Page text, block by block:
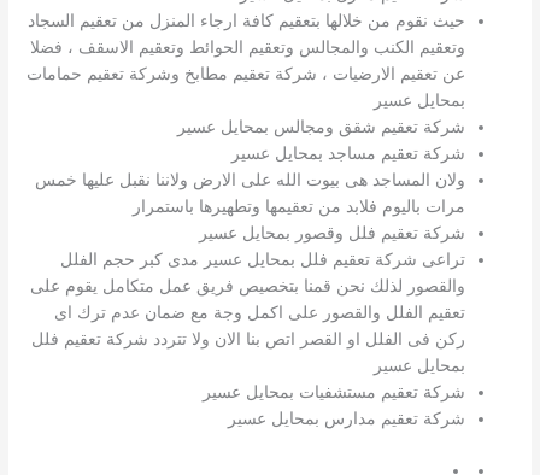
حيث نقوم من خلالها بتعقيم كافة ارجاء المنزل من تعقيم السجاد
وتعقيم الكنب والمجالس وتعقيم الحوائط وتعقيم الاسقف ، فضلا
عن تعقيم الارضيات ، شركة تعقيم مطابخ وشركة تعقيم حمامات
بمحايل عسير
شركة تعقيم شقق ومجالس بمحايل عسير
شركة تعقيم مساجد بمحايل عسير
ولان المساجد هى بيوت الله على الارض ولاننا نقبل عليها خمس
مرات باليوم فلابد من تعقيمها وتطهيرها باستمرار
شركة تعقيم فلل وقصور بمحايل عسير
تراعى شركة تعقيم فلل بمحايل عسير مدى كبر حجم الفلل
والقصور لذلك نحن قمنا بتخصيص فريق عمل متكامل يقوم على
تعقيم الفلل والقصور على اكمل وجة مع ضمان عدم ترك اى
ركن فى الفلل او القصر اتص بنا الان ولا تتردد شركة تعقيم فلل
بمحايل عسير
شركة تعقيم مستشفيات بمحايل عسير
شركة تعقيم مدارس بمحايل عسير